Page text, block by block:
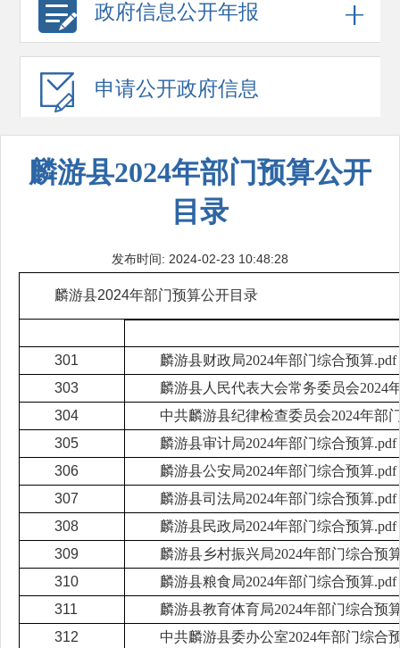
政府信息公开年报
申请公开政府信息
麟游县2024年部门预算公开
目录
发布时间: 2024-02-23 10:48:28
麟游县2024年部门预算公开目录
301
麟游县财政局2024年部门综合预算.pdf
303
麟游县人民代表大会常务委员会2024
304
中共麟游县纪律检查委员会2024年部
305
麟游县审计局2024年部门综合预算.pdf
306
麟游县公安局2024年部门综合预算.pdf
307
麟游县司法局2024年部门综合预算.pdf
308
麟游县民政局2024年部门综合预算.pdf
309
麟游县乡村振兴局2024年部门综合预
310
麟游县粮食局2024年部门综合预算.pdf
311
麟游县教育体育局2024年部门综合预
312
中共麟游县委办公室2024年部门综合